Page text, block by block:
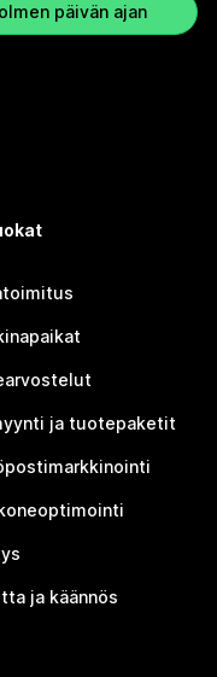
päivän ajan
ja tuotepaketit
ja käännös